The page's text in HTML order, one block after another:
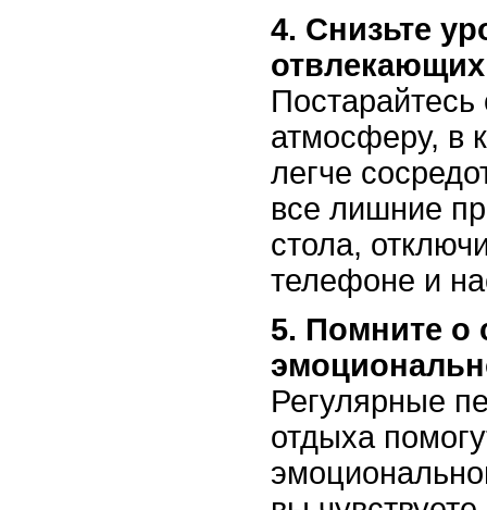
4. Снизьте
атмосферу, в
легче
все лишние
стола,
телефоне и
5. Помните о
Регулярные
отдыха